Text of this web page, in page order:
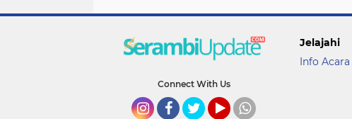
Connect With Us
Jelajahi
Info Acara